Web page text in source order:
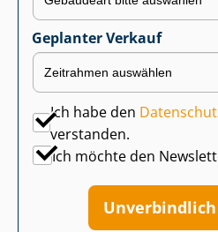
Geplanter Verkauf
Ich habe den
verstanden.
Ich möchte den